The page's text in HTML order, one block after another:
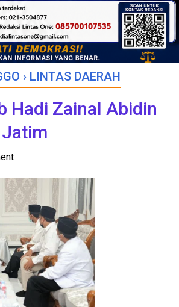
› LINTAS DAERAH
Hadi Zainal Abidin
Jatim